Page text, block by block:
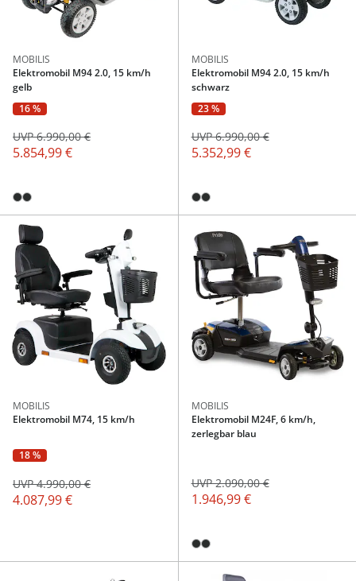
MOBILIS
Elektromobil M94 2.0, 15 km/h
gelb
16 %
5.854,99 €
UVP 6.990,00 €
MOBILIS
Elektromobil M94 2.0, 15 km/h
schwarz
23 %
5.352,99 €
UVP 6.990,00 €
MOBILIS
Elektromobil M74, 15 km/h
18 %
4.087,99 €
UVP 4.990,00 €
MOBILIS
Elektromobil M24F, 6 km/h,
zerlegbar blau
1.946,99 €
UVP 2.090,00 €